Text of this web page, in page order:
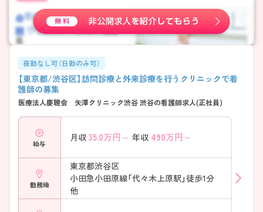
夜勤なし可（日勤のみ可）
【東京都/渋谷区】訪問診療と外来診療を行うクリニックで看
護師の募集
医療法人慶聰会 矢澤クリニック渋谷 渋谷の看護師求人(正社員)
給与
月収 35.0万円～ 年収 490万円～
勤務地
東京都渋谷区
小田急小田原線「代々木上原駅」徒歩1分
他